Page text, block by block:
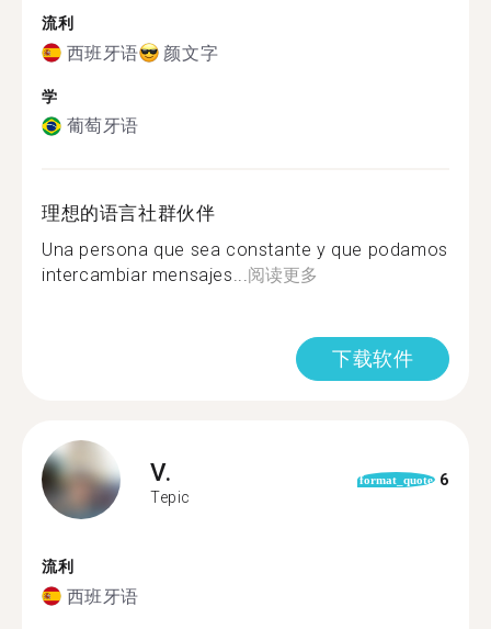
流利
西班牙语 颜文字
学
葡萄牙语
理想的语言社群伙伴
Una persona que sea constante y que podamos
intercambiar mensajes...阅读更多
下载软件
V.
Tepic
format_quote 6
流利
西班牙语